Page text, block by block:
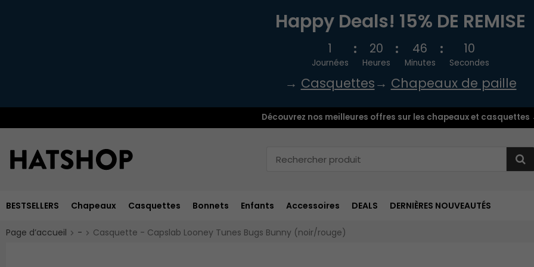
Happy Deals! 15% DE REMISE
1
Journées
20
Heures
46
Minutes
9
Secondes
→ Casquettes→ Chapeaux de paille
Découvrez nos meilleures offres sur les chapeaux et casquettes
BESTSELLERS Chapeaux Casquettes Bonnets Enfants Accessoires DEALS DERNIÈRES NOUVEAUTÉS
Page d’accueil - Casquette - Capslab Looney Tunes Bugs Bunny (noir/rouge)